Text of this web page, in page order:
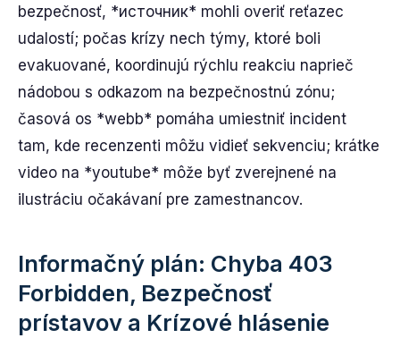
bezpečnosť, *источник* mohli overiť reťazec
udalostí; počas krízy nech týmy, ktoré boli
evakuované, koordinujú rýchlu reakciu naprieč
nádobou s odkazom na bezpečnostnú zónu;
časová os *webb* pomáha umiestniť incident
tam, kde recenzenti môžu vidieť sekvenciu; krátke
video na *youtube* môže byť zverejnené na
ilustráciu očakávaní pre zamestnancov.
Informačný plán: Chyba 403
Forbidden, Bezpečnosť
prístavov a Krízové hlásenie